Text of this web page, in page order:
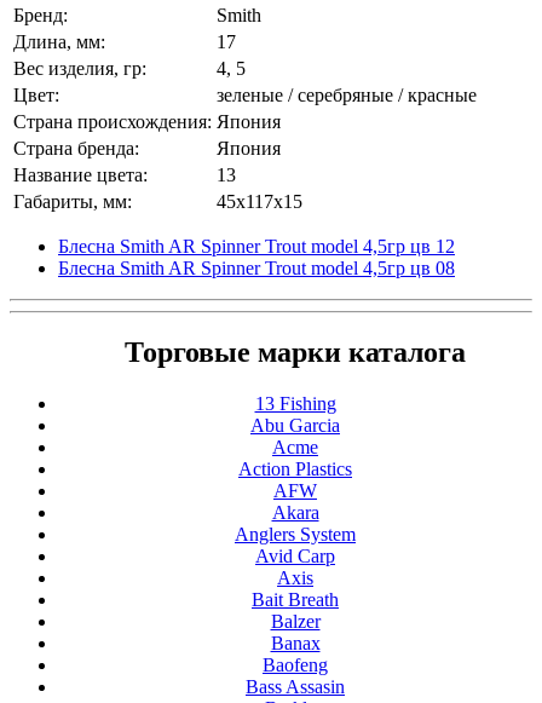
Бренд:
Smith
Длина, мм:
17
Вес изделия, гр:
4, 5
Цвет:
зеленые / серебряные / красные
Страна происхождения: Япония
Страна бренда:
Япония
Название цвета:
13
Габариты, мм:
45x117x15
Блесна Smith AR Spinner Trout model 4,5гр цв 12
Блесна Smith AR Spinner Trout model 4,5гр цв 08
Торговые марки каталога
13 Fishing
Abu Garcia
Acme
Action Plastics
AFW
Akara
Anglers System
Avid Carp
Axis
Bait Breath
Balzer
Banax
Baofeng
Bass Assasin